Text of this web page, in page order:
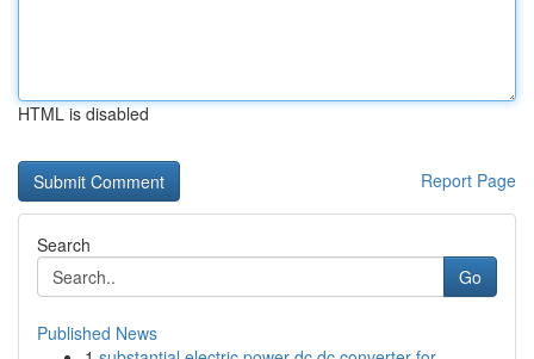
HTML is disabled
Report Page
Search
Go
Published News